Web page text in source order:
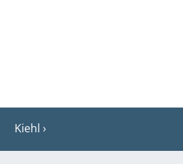
Kiehl